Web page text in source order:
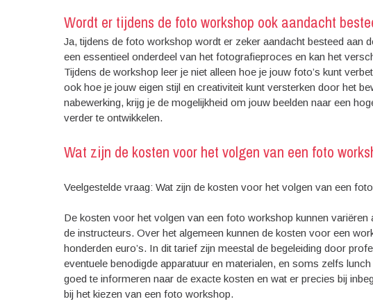
Wordt er tijdens de foto workshop ook aandacht
Ja, tijdens de foto workshop wordt er zeker aandacht besteed aan
een essentieel onderdeel van het fotografieproces en kan het
Tijdens de workshop leer je niet alleen hoe je jouw foto’s kunt
ook hoe je jouw eigen stijl en creativiteit kunt versterken door het
nabewerking, krijg je de mogelijkheid om jouw beelden naar een
verder te ontwikkelen.
Wat zijn de kosten voor het volgen van een foto
Veelgestelde vraag: Wat zijn de kosten voor het volgen van een
De kosten voor het volgen van een foto workshop kunnen variëren
de instructeurs. Over het algemeen kunnen de kosten voor een
honderden euro’s. In dit tarief zijn meestal de begeleiding door
eventuele benodigde apparatuur en materialen, en soms zelfs
goed te informeren naar de exacte kosten en wat er precies bij
bij het kiezen van een foto workshop.